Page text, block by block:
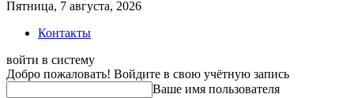
Пятница, 7 августа, 2026
Контакты
войти в систему
Добро пожаловать! Войдите в свою учётную запись
Ваше имя пользователя